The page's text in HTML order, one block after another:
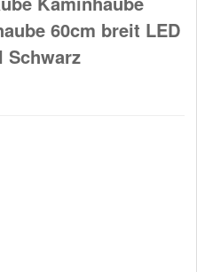
60cm breit LED
Schwarz